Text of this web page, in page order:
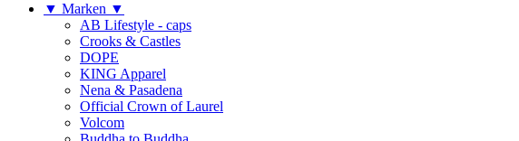
▼ Marken ▼
AB Lifestyle - caps
Crooks & Castles
DOPE
KING Apparel
Nena & Pasadena
Official Crown of Laurel
Volcom